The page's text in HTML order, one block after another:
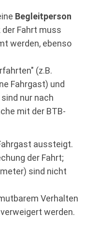
Begleitperson
Fahrt muss
werden, ebenso
(z.B.
Fahrgast) und
nur nach
mit der BTB-
aussteigt.
der Fahrt;
sind nicht
Verhalten
werden.